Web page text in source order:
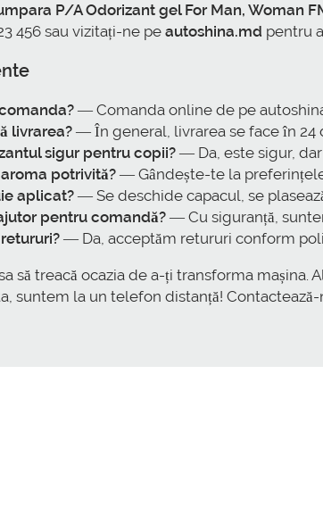
P/A Odorizant gel For Man, Woman
456 sau vizitați-ne pe autoshina.md pentru
— Comanda online de pe
livrarea? — În general, livrarea se face în 24
sigur pentru copii?— Da, este sigur,
potrivită? — Gândește-te la
aplicat? — Se deschide capacul, se
pentru comandă? — Cu siguranță,
— Da, acceptăm retururi conform
să treacă ocazia de a-ți transforma mașina.
suntem la un telefon distanță!